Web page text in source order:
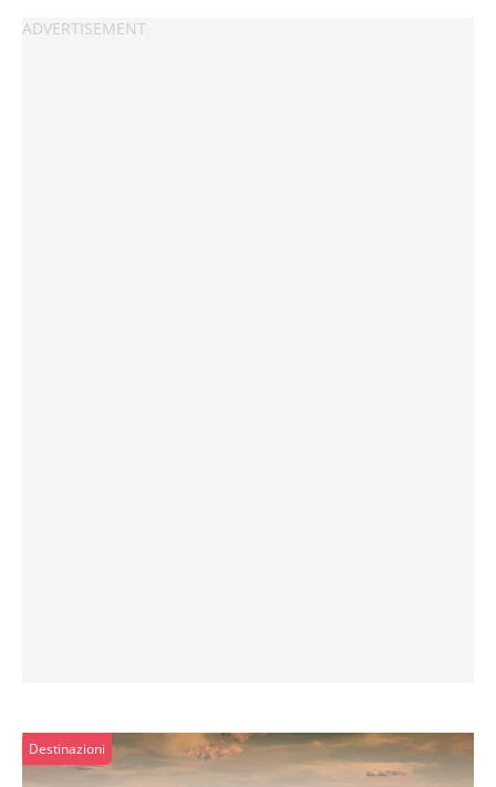
Destinazioni